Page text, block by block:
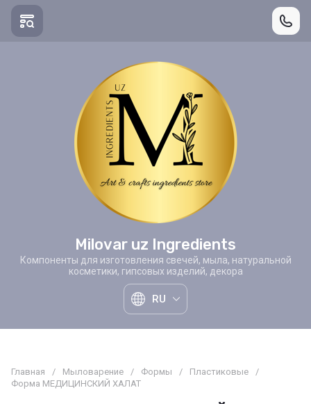
Milovar uz Ingredients
Компоненты для изготовления свечей, мыла, натуральной
косметики, гипсовых изделий, декора
RU
Главная / Мыловарение / Формы / Пластиковые
/
Форма МЕДИЦИНСКИЙ ХАЛАТ